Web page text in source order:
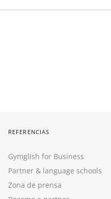
REFERENCIAS
Gymglish for Business
Partner & language schools
Zona de prensa